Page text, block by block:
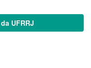
UFRRJ